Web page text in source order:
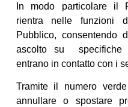
In modo particolare il
rientra nelle funzioni
Pubblico, consentendo
ascolto su specifiche
entrano in contatto con i
Tramite il numero
annullare o spostare